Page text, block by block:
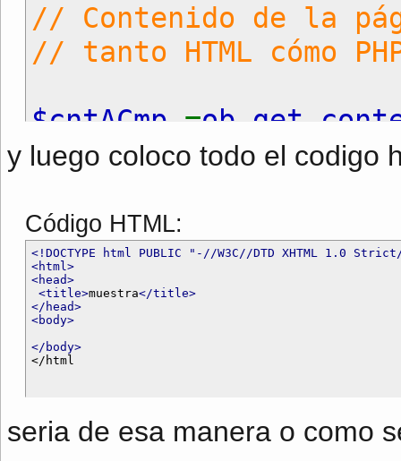
// Contenido de la
// tanto HTML cómo
$cntACmp =
ob_end_clean();
$cntACmp=
ob_start(
echo$cntACmp
ob_end_flush
?>
y luego coloco todo el codigo
Código HTML:
<!DOCTYPE html PUBLIC "-//W3C//DTD XHTML 1.0
<html>
<head>
<title>muestra</title>
</head>
<body>
</body>
seria de esa manera o como